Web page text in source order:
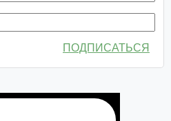
ПОДПИСАТЬСЯ